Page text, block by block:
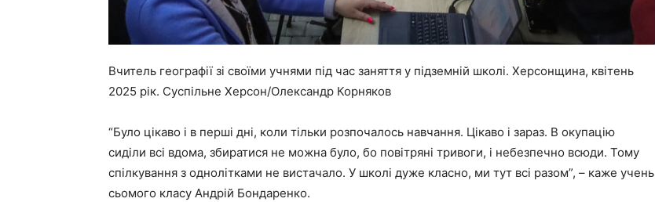
Вчитель географії зі своїми учнями під час заняття у підземній школі. Херсонщина, квітень
2025 рік. Суспільне Херсон/Олександр Корняков
“Було цікаво і в перші дні, коли тільки розпочалось навчання. Цікаво і зараз. В окупацію
сиділи всі вдома, збиратися не можна було, бо повітряні тривоги, і небезпечно всюди. Тому
спілкування з однолітками не вистачало. У школі дуже класно, ми тут всі разом”, – каже учень
сьомого класу Андрій Бондаренко.